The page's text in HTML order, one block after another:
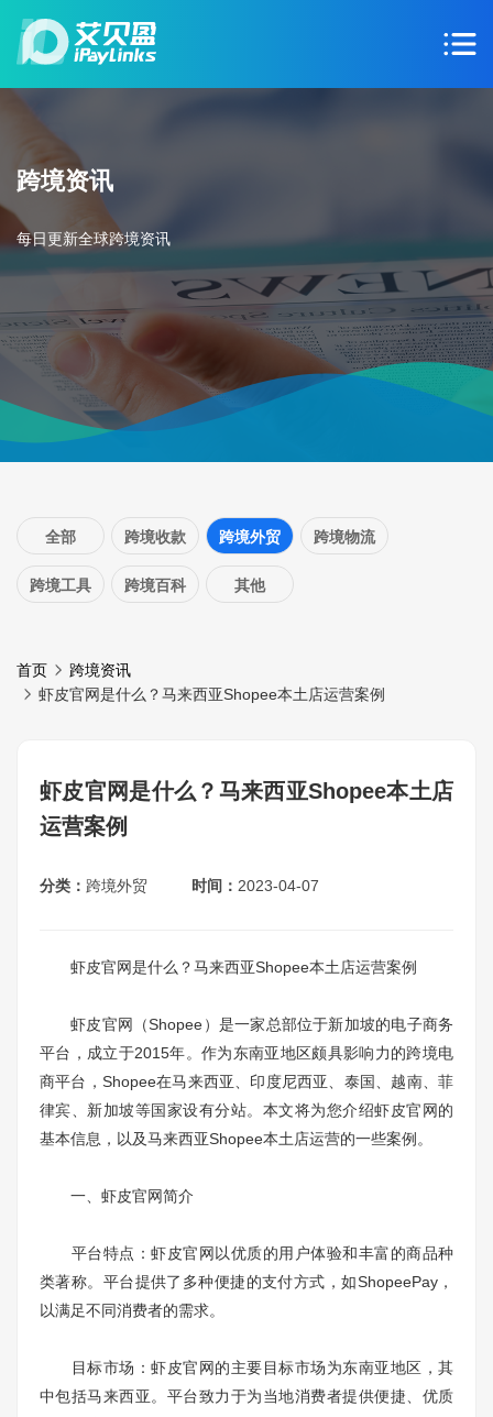
跨境资讯
每日更新全球跨境资讯
全部 跨境收款 跨境外贸 跨境物流
跨境工具 跨境百科 其他
首页
跨境资讯
虾皮官网是什么？马来西亚Shopee本土店运营案例
虾皮官网是什么？马来西亚Shopee本土店
运营案例
分类： 跨境外贸 时间： 2023-04-07
虾皮官网是什么？马来西亚Shopee本土店运营案例
虾皮官网（Shopee）是一家总部位于新加坡的电子商务
平台，成立于2015年。作为东南亚地区颇具影响力的跨境电
商平台，Shopee在马来西亚、印度尼西亚、泰国、越南、菲
律宾、新加坡等国家设有分站。本文将为您介绍虾皮官网的
基本信息，以及马来西亚Shopee本土店运营的一些案例。
一、虾皮官网简介
平台特点：虾皮官网以优质的用户体验和丰富的商品种
类著称。平台提供了多种便捷的支付方式，如ShopeePay，
以满足不同消费者的需求。
目标市场：虾皮官网的主要目标市场为东南亚地区，其
中包括马来西亚。平台致力于为当地消费者提供便捷、优质